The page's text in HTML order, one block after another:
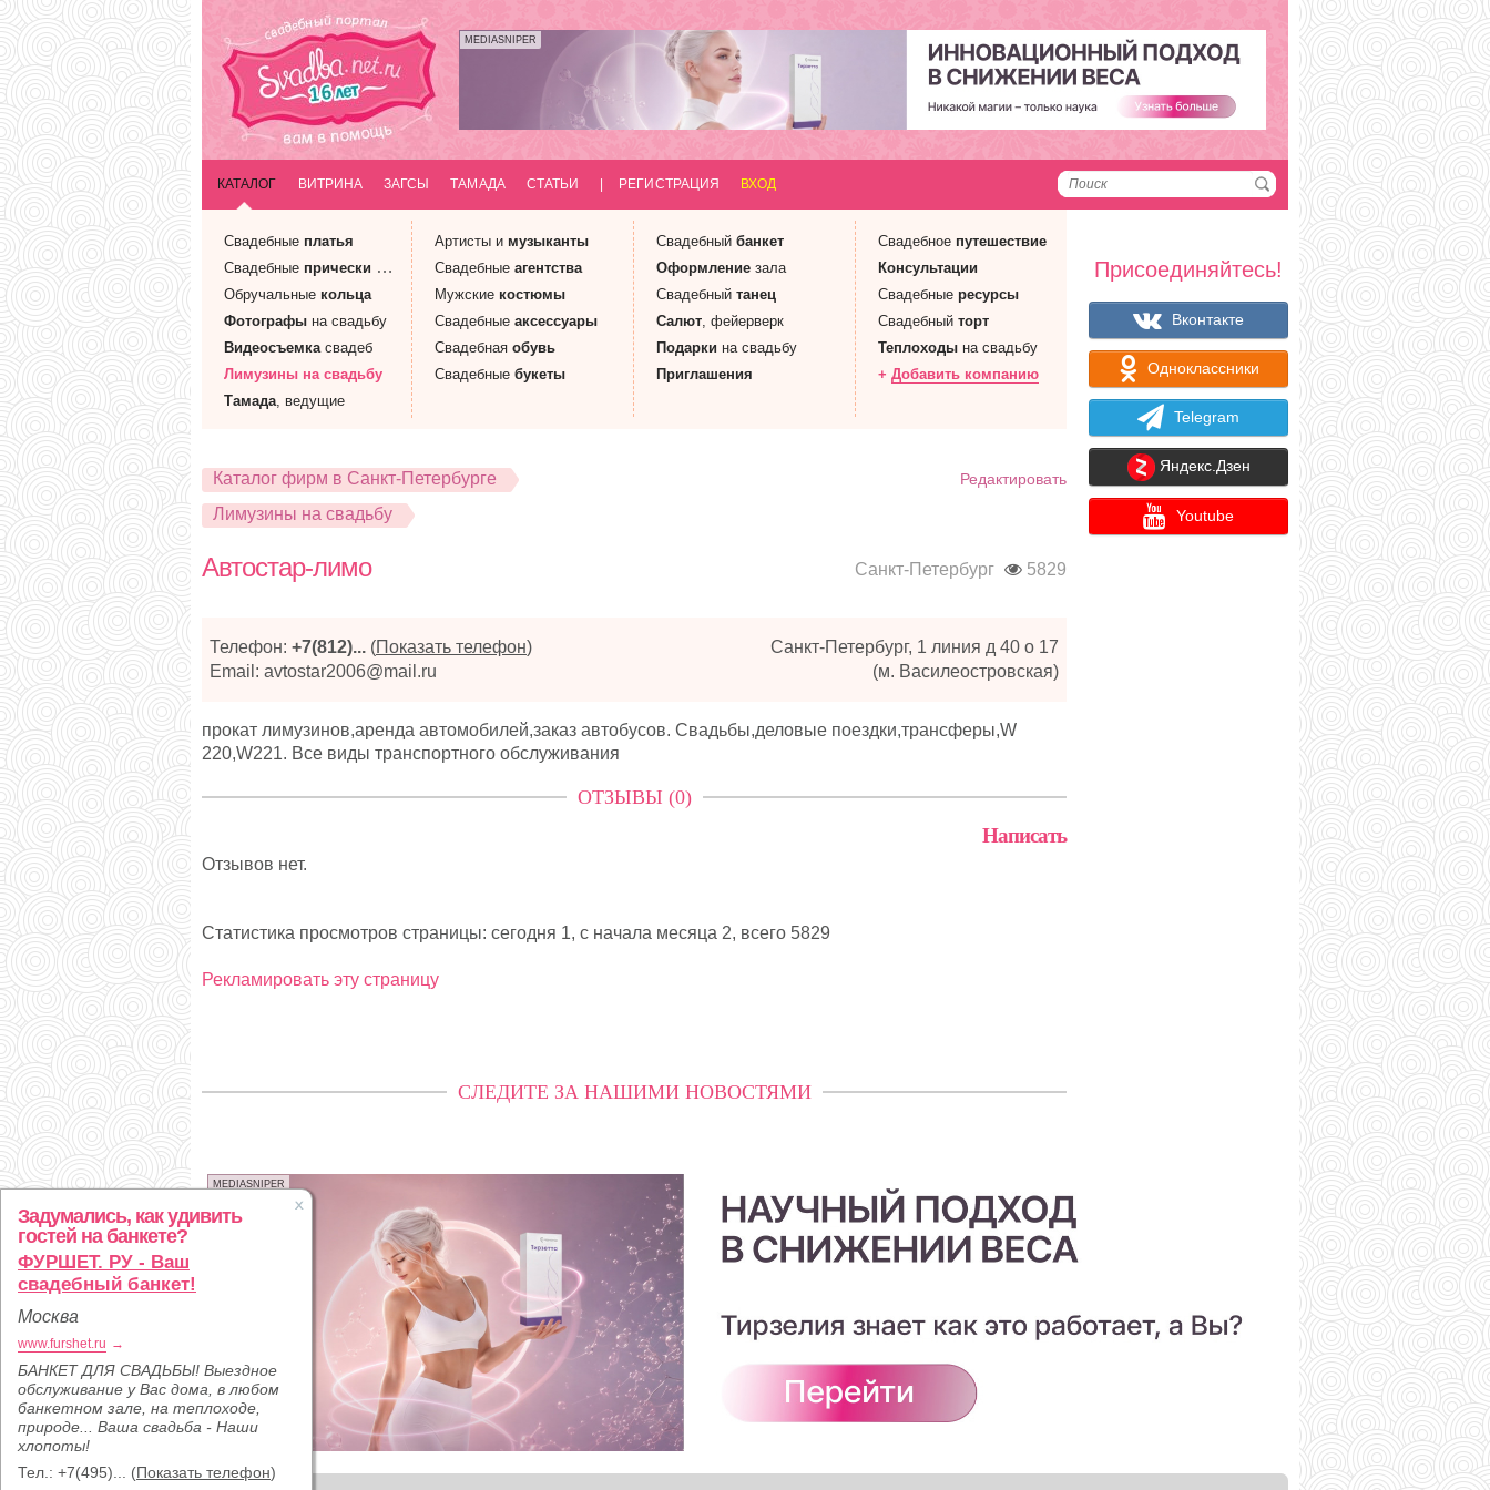
MEDIASNIPER
КАТАЛОГ ВИТРИНА ЗАГСЫ ТАМАДА СТАТЬИ РЕГИСТРАЦИЯ ВХОД
Свадебные платья
Свадебные прически
Обручальные кольца
Фотографы на свадьбу
Видеосъемкасвадеб
Лимузины на свадьбу
Тамада, ведущие
Артисты и музыканты
Свадебные агентства
Мужские костюмы
Свадебные аксессуары
Свадебная обувь
Свадебные букеты
Свадебный банкет
Оформление зала
Свадебный танец
Салют, фейерверк
Подарки на свадьбу
Приглашения
Свадебное путешествие
Консультации
Свадебные ресурсы
Свадебный торт
Теплоходы на свадьбу
+ Добавить компанию
Редактировать
Каталог фирм в Санкт-Петербурге
Лимузины на свадьбу
Санкт-Петербург 5829
Автостар-лимо
Телефон: +7(812)... (Показать телефон)
Email: avtostar2006@mail.ru
Санкт-Петербург, 1 линия д 40 о 17
(м. Василеостровская)
прокат лимузинов,аренда автомобилей,заказ автобусов. Свадьбы,деловые поездки,трансферы,W
220,W221. Все виды транспортного обслуживания
ОТЗЫВЫ (0)
Написать
Отзывов нет.
Статистика просмотров страницы: сегодня 1, с начала месяца 2, всего 5829
Рекламировать эту страницу
Задумались, как удивить
гостей на банкете?
ФУРШЕТ. РУ - Ваш
свадебный банкет!
Москва
www.furshet.ru →
БАНКЕТ ДЛЯ СВАДЬБЫ! Выездное
обслуживание у Вас дома, в любом
банкетном зале, на теплоходе,
природе... Ваша свадьба - Наши
хлопоты!
Тел.: +7(495)... (Показать телефон)
СЛЕДИТЕ ЗА НАШИМИ НОВОСТЯМИ
Присоединяйтесь!
Вконтакте
Одноклассники
Telegram
Яндекс.Дзен
Youtube
MEDIASNIPER